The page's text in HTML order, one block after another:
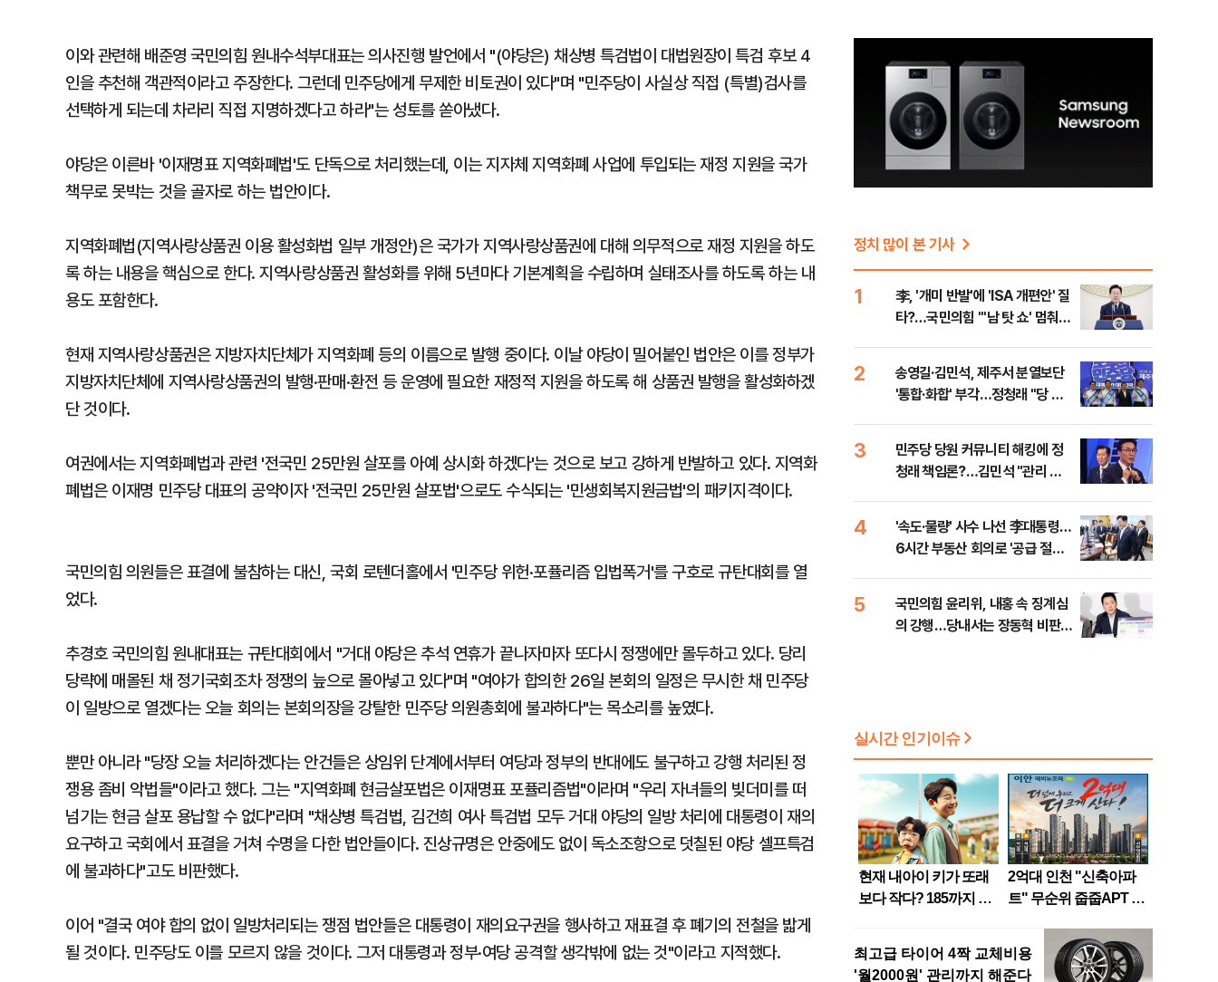
이와 관련해 배준영 국민의힘 원내수석부대표는 의사진행 발언에서 "(야당은) 채상병 특검법이 대법원장이 특검 후보 4
인을 추천해 객관적이라고 주장한다. 그런데 민주당에게 무제한 비토권이 있다"며 "민주당이 사실상 직접 (특별)검사를
선택하게 되는데 차라리 직접 지명하겠다고 하라"는 성토를 쏟아냈다.
야당은 이른바 '이재명표 지역화폐법'도 단독으로 처리했는데, 이는 지자체 지역화폐 사업에 투입되는 재정 지원을 국가
책무로 못박는 것을 골자로 하는 법안이다.
지역화폐법(지역사랑상품권 이용 활성화법 일부 개정안)은 국가가 지역사랑상품권에 대해 의무적으로 재정 지원을 하도
록 하는 내용을 핵심으로 한다. 지역사랑상품권 활성화를 위해 5년마다 기본계획을 수립하며 실태조사를 하도록 하는 내
용도 포함한다.
현재 지역사랑상품권은 지방자치단체가 지역화폐 등의 이름으로 발행 중이다. 이날 야당이 밀어붙인 법안은 이를 정부가
지방자치단체에 지역사랑상품권의 발행·판매·환전 등 운영에 필요한 재정적 지원을 하도록 해 상품권 발행을 활성화하겠
단 것이다.
여권에서는 지역화폐법과 관련 '전국민 25만원 살포를 아예 상시화 하겠다'는 것으로 보고 강하게 반발하고 있다. 지역화
폐법은 이재명 민주당 대표의 공약이자 '전국민 25만원 살포법'으로도 수식되는 '민생회복지원금법'의 패키지격이다.
국민의힘 의원들은 표결에 불참하는 대신, 국회 로텐더홀에서 '민주당 위헌·포퓰리즘 입법폭거'를 구호로 규탄대회를 열
었다.
추경호 국민의힘 원내대표는 규탄대회에서 "거대 야당은 추석 연휴가 끝나자마자 또다시 정쟁에만 몰두하고 있다. 당리
당략에 매몰된 채 정기국회조차 정쟁의 늪으로 몰아넣고 있다"며 "여야가 합의한 26일 본회의 일정은 무시한 채 민주당
이 일방으로 열겠다는 오늘 회의는 본회의장을 강탈한 민주당 의원총회에 불과하다"는 목소리를 높였다.
뿐만 아니라 "당장 오늘 처리하겠다는 안건들은 상임위 단계에서부터 여당과 정부의 반대에도 불구하고 강행 처리된 정
쟁용 좀비 악법들"이라고 했다. 그는 "지역화폐 현금살포법은 이재명표 포퓰리즘법"이라며 "우리 자녀들의 빚더미를 떠
넘기는 현금 살포 용납할 수 없다"라며 "채상병 특검법, 김건희 여사 특검법 모두 거대 야당의 일방 처리에 대통령이 재의
요구하고 국회에서 표결을 거쳐 수명을 다한 법안들이다. 진상규명은 안중에도 없이 독소조항으로 덧칠된 야당 셀프특검
에 불과하다"고도 비판했다.
이어 "결국 여야 합의 없이 일방처리되는 쟁점 법안들은 대통령이 재의요구권을 행사하고 재표결 후 폐기의 전철을 밟게
될 것이다. 민주당도 이를 모르지 않을 것이다. 그저 대통령과 정부·여당 공격할 생각밖에 없는 것"이라고 지적했다.
정치 많이 본 기사
1
李, '개미 반발'에 'ISA 개편안' 질
타?…국민의힘 "'남 탓 쇼' 멈춰
2
송영길·김민석, 제주서 분열보단
'통합·화합' 부각…정청래 "당 공
3
민주당 당원 커뮤니티 해킹에 정
청래 책임론?…김민석 "관리 무
4
'속도·물량' 사수 나선 李대통령…
6시간 부동산 회의로 '공급 절벽'
5
국민의힘 윤리위, 내홍 속 징계심
의 강행…당내서는 장동혁 비판